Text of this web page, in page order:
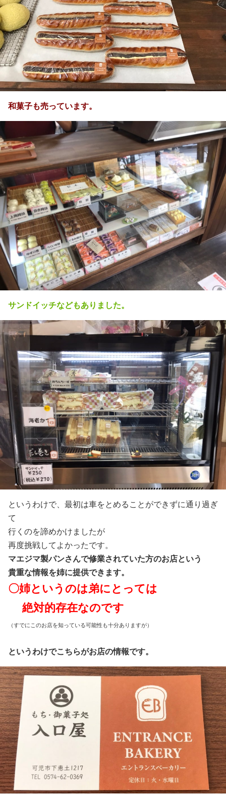
和菓子も売っています。
サンドイッチなどもありました。
というわけで、最初は車をとめることができずに通り過ぎ
て
行くのを諦めかけましたが
再度挑戦してよかったです。
マエジマ製パンさんで修業されていた方のお店という
貴重な情報を姉に提供できます。
〇姉というのは弟にとっては
絶対的存在なのです
（すでにこのお店を知っている可能性も十分ありますが）
というわけでこちらがお店の情報です。